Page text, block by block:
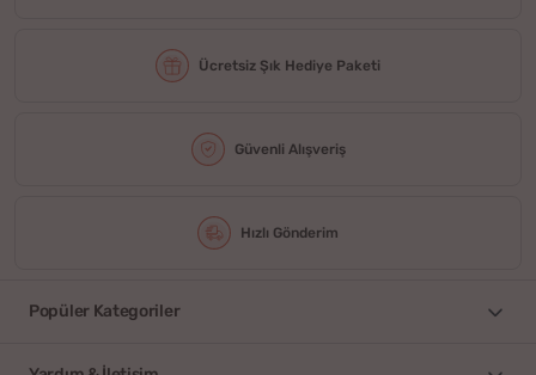
Ücretsiz Şık Hediye Paketi
Güvenli Alışveriş
Hızlı Gönderim
Popüler Kategoriler